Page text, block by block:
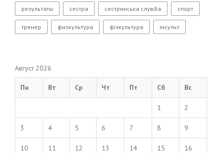
результаты сестра сестринська служба спорт
тренер физкультура фізкультура інсульт
Август 2026
Пн Вт Ср Чт Пт Сб Вс
1 2
3 4 5 6 7 8 9
10 11 12 13 14 15 16